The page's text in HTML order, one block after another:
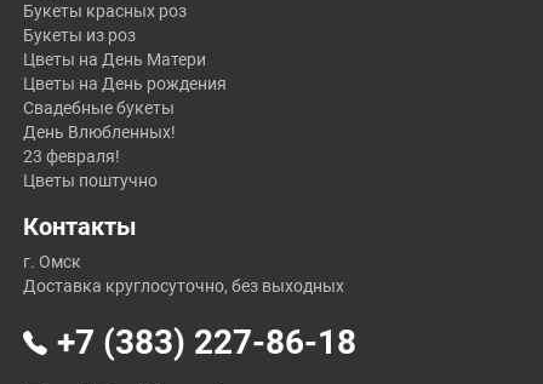
Букеты красных роз
Букеты из роз
Цветы на День Матери
Цветы на День рождения
Свадебные букеты
День Влюбленных!
23 февраля!
Цветы поштучно
Контакты
г. Омск
Доставка круглосуточно, без выходных
+7 (383) 227-86-18